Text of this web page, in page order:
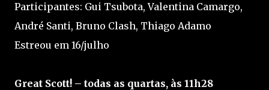
Participantes: Gui Tsubota, Valentina Camargo,
André Santi, Bruno Clash, Thiago Adamo
Estreou em 16/julho
Great Scott! – todas as quartas, às 11h28